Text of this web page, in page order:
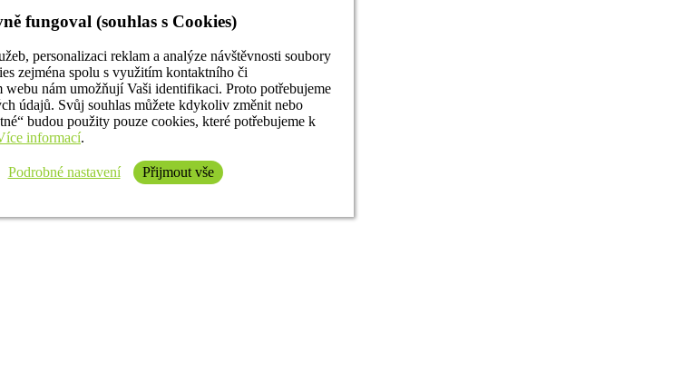
fungoval (souhlas s Cookies)
personalizaci reklam a analýze návštěvnosti soubory
zejména spolu s využitím kontaktního či
webu nám umožňují Vaši identifikaci. Proto potřebujeme
údajů. Svůj souhlas můžete kdykoliv změnit nebo
budou použity pouze cookies, které potřebujeme k
informací.
Podrobné nastavení Přijmout vše